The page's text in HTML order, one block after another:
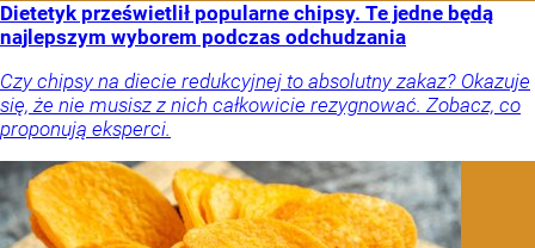
Dietetyk prześwietlił popularne chipsy. Te jedne będą
najlepszym wyborem podczas odchudzania
Czy chipsy na diecie redukcyjnej to absolutny zakaz? Okazuje
się, że nie musisz z nich całkowicie rezygnować. Zobacz, co
proponują eksperci.